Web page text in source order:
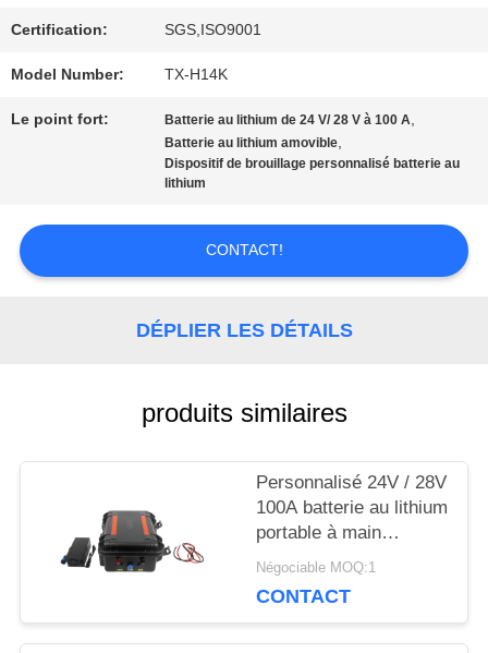
QUALITÉ
CONTACTEZ-
NOUVELLES
DEMANDEZ
PLAN
DU
Certification: SGS,ISO9001
Model Number: TX-H14K
Le point fort: Batterie au lithium de 24 V/ 28 V à 100 A,
Batterie au lithium amovible,
Dispositif de brouillage personnalisé batterie au
lithium
CONTACT!
DÉPLIER LES DÉTAILS
produits similaires
Personnalisé 24V / 28V
100A batterie au lithium
portable à main
détachable énorme
dispositif de brouilleur
Négociable MOQ:1
CONTACT